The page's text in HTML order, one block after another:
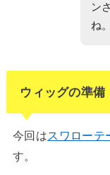
ン
ね。
ウィッグの準備
今回はスワローテ
す。